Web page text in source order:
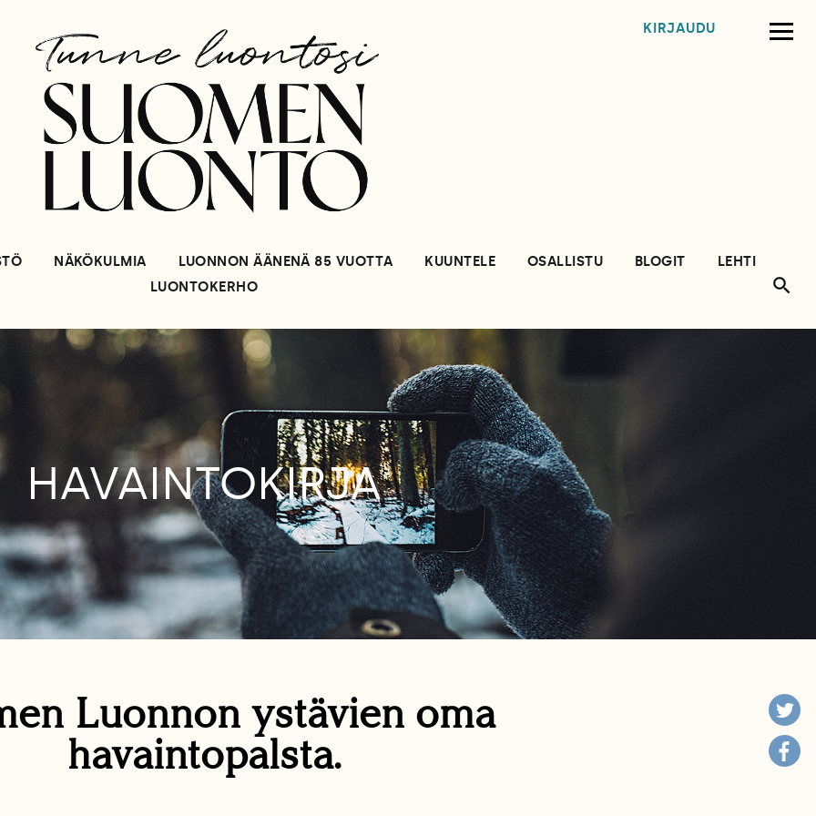
KIRJAUDU
NÄKÖKULMIA LUONNON ÄÄNENÄ 85 VUOTTA KUUNTELE OSALLISTU BLOGIT
LEHTI
LUONTOKERHO
HAVAINTOKIRJA
Luonnon ystävien oma
havaintopalsta.